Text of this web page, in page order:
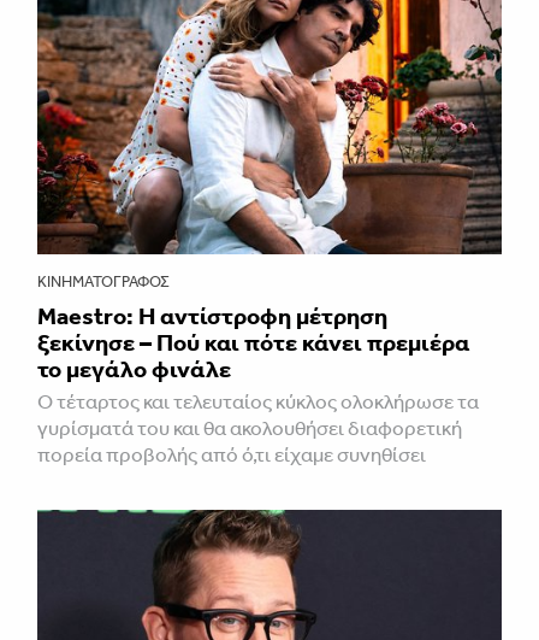
ΚΙΝΗΜΑΤΟΓΡΆΦΟΣ
Maestro: Η αντίστροφη μέτρηση
ξεκίνησε – Πού και πότε κάνει πρεμιέρα
το μεγάλο φινάλε
Ο τέταρτος και τελευταίος κύκλος ολοκλήρωσε τα
γυρίσματά του και θα ακολουθήσει διαφορετική
πορεία προβολής από ό,τι είχαμε συνηθίσει